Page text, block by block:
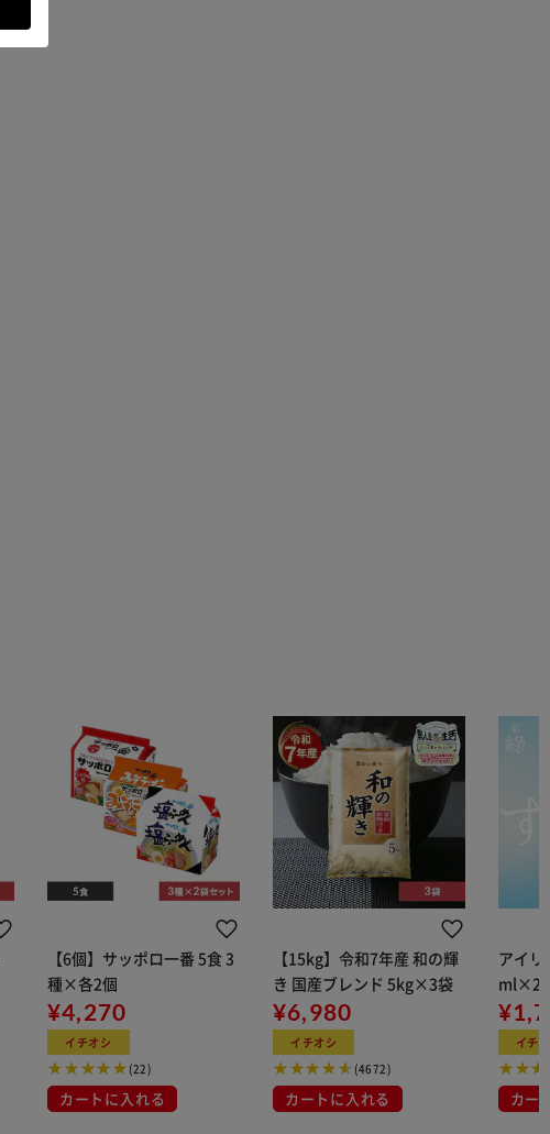
【6個】サッポロ一番 5食 3
種×各2個
¥4,270
イチオシ
(22)
カートに入れる
【15kg】令和7年産 和の輝
き 国産ブレンド 5kg×3袋
¥6,980
イチオシ
(4672)
カートに入れる
アイリ
ml×24
用
イチ
カー